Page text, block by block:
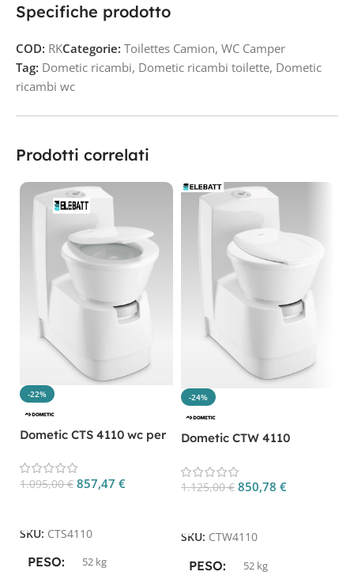
Specifiche prodotto
COD: RKCategorie: Toilettes Camion, WC Camper
Tag: Dometic ricambi, Dometic ricambi toilette, Dometic
ricambi wc
Prodotti correlati
-22%
Dometic CTS 4110 wc per
1.095,00€ 857,47 €
SKU: CTS4110
PESO 52 kg
-24%
Dometic CTW 4110
CTW4110
1.125,00€ 850,78 €
SKU: CTW4110
PESO 52 kg